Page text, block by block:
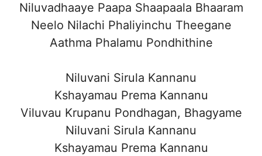
Niluvadhaaye Paapa Shaapaala Bhaaram
Neelo Nilachi Phaliyinchu Theegane
Aathma Phalamu Pondhithine
Niluvani Sirula Kannanu
Kshayamau Prema Kannanu
Viluvau Krupanu Pondhagan, Bhagyame
Niluvani Sirula Kannanu
Kshayamau Prema Kannanu